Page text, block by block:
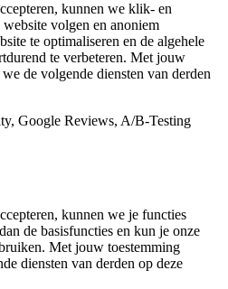
kunnen we klik- en
volgen en anoniem
te optimaliseren en de algehele
te verbeteren. Met jouw
de volgende diensten van derden
Google Reviews, A/B-Testing
kunnen we je functies
de basisfuncties en kun je onze
Met jouw toestemming
diensten van derden op deze